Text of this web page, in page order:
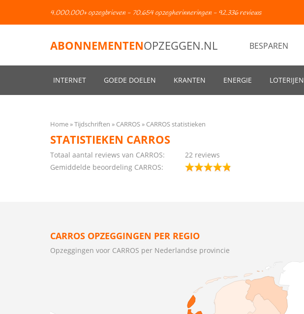
4.000.000+ opzegbrieven - 70.654 opzegherinneringen - 92.336 reviews
ABONNEMENTENOPZEGGEN.NL BESPAREN
INTERNET GOEDE DOELEN KRANTEN ENERGIE LOTERIJEN
Home Tijdschriften CARROS CARROS statistieken
STATISTIEKEN CARROS
Totaal aantal reviews van CARROS:
22 reviews
Gemiddelde beoordeling CARROS:
CARROS OPZEGGINGEN PER REGIO
Opzeggingen voor CARROS per Nederlandse provincie